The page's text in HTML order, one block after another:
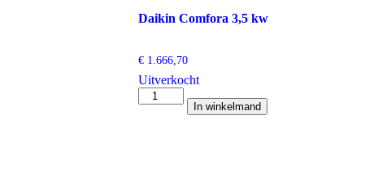
Daikin Comfora 3,5 kw
€1.666,70
Uitverkocht
Daikin
Comfora
In winkelmand